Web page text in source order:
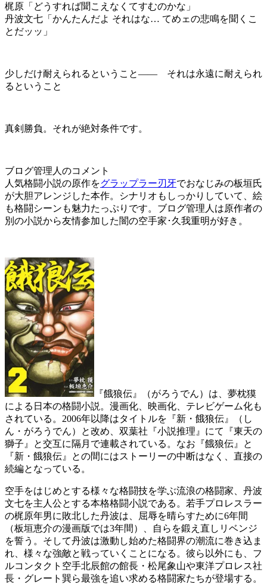
梶原「どうすれば聞こえなくてすむのかな」
丹波文七「かんたんだよ それはな… てめェの悲鳴を聞くこ
とだッッ」
少しだけ耐えられるということ―― それは永遠に耐えられ
るということ
真剣勝負。それが絶対条件です。
ブログ管理人のコメント
人気格闘小説の原作をグラップラー刃牙でおなじみの板垣氏
が大胆アレンジした本作。シナリオもしっかりしていて、絵
も格闘シーンも魅力たっぷりです。ブログ管理人は原作者の
別の小説から友情参加した闇の空手家･久我重明が好き。
『餓狼伝』（がろうでん）は、夢枕獏
による日本の格闘小説。漫画化、映画化、テレビゲーム化も
されている。2006年以降はタイトルを『新・餓狼伝』（し
ん・がろうでん）と改め、双葉社『小説推理』にて『東天の
獅子』と交互に隔月で連載されている。なお『餓狼伝』と
『新・餓狼伝』との間にはストーリーの中断はなく、直接の
続編となっている。
空手をはじめとする様々な格闘技を学ぶ流浪の格闘家、丹波
文七を主人公とする本格格闘小説である。若手プロレスラー
の梶原年男に敗北した丹波は、屈辱を晴らすために6年間
（板垣恵介の漫画版では3年間）、自らを鍛え直しリベンジ
を誓う。そして丹波は激動し始めた格闘界の潮流に巻き込ま
れ、様々な強敵と戦っていくことになる。彼ら以外にも、フ
ルコンタクト空手北辰館の館長・松尾象山や東洋プロレス社
長・グレート巽ら最強を追い求める格闘家たちが登場する。